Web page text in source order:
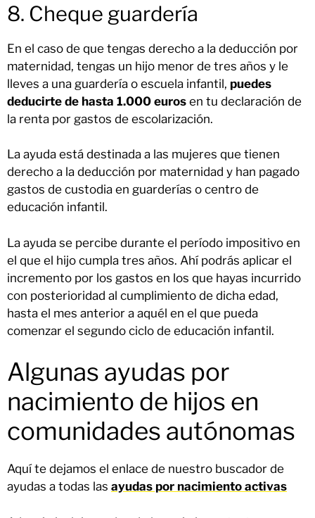
8. Cheque guardería
En el caso de que tengas derecho a la deducción por
maternidad, tengas un hijo menor de tres años y le
lleves a una guardería o escuela infantil, puedes
deducirte de hasta 1.000 euros en tu declaración de
la renta por gastos de escolarización.
La ayuda está destinada a las mujeres que tienen
derecho a la deducción por maternidad y han pagado
gastos de custodia en guarderías o centro de
educación infantil.
La ayuda se percibe durante el período impositivo en
el que el hijo cumpla tres años. Ahí podrás aplicar el
incremento por los gastos en los que hayas incurrido
con posterioridad al cumplimiento de dicha edad,
hasta el mes anterior a aquél en el que pueda
comenzar el segundo ciclo de educación infantil.
Algunas ayudas por
nacimiento de hijos en
comunidades autónomas
Aquí te dejamos el enlace de nuestro buscador de
ayudas a todas las ayudas por nacimiento activas